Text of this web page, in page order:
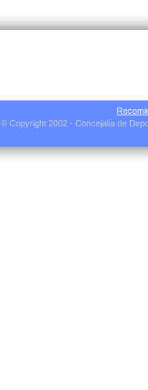
© Copyright 2002 - Concejalía de